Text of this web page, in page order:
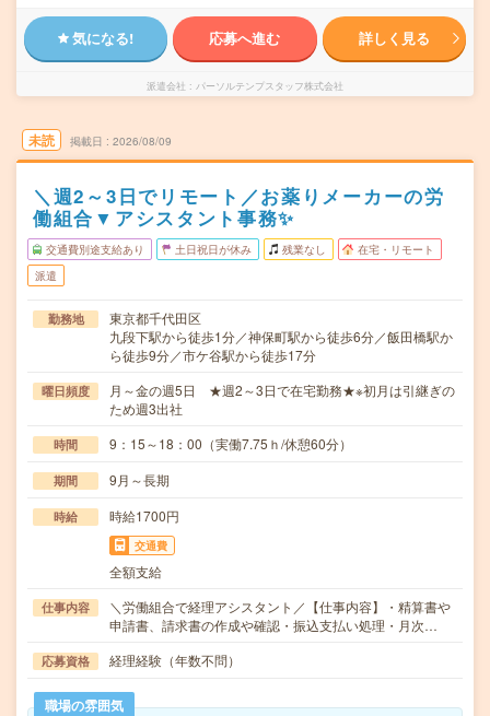
気になる! 応募へ進む 詳しく見る
派遣会社 パーソルテンプスタッフ株式会社
未読 掲載日 2026/08/09
＼週2～3日でリモート／お薬りメーカーの労
働組合▼アシスタント事務✨
交通費別途支給あり 土日祝日が休み 残業なし 在宅・リモート
派遣
勤務地
東京都千代田区
九段下駅から徒歩1分／神保町駅から徒歩6分／飯田橋駅か
ら徒歩9分／市ケ谷駅から徒歩17分
曜日頻度
月～金の週5日 ★週2～3日で在宅勤務★※初月は引継ぎの
ため週3出社
時間 9：15～18：00（実働7.75ｈ/休憩60分）
期間 9月～長期
時給 時給1700円
交通費
全額支給
仕事内容
＼労働組合で経理アシスタント／【仕事内容】・精算書や
申請書、請求書の作成や確認・振込支払い処理・月次…
応募資格 経理経験（年数不問）
職場の雰囲気